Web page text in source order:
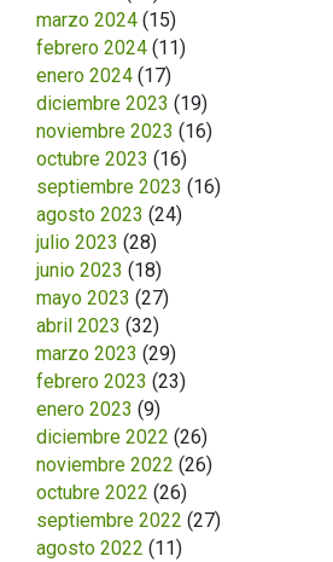
marzo 2024 (15)
febrero 2024 (11)
enero 2024 (17)
diciembre 2023 (19)
noviembre 2023 (16)
octubre 2023 (16)
septiembre 2023 (16)
agosto 2023 (24)
julio 2023 (28)
junio 2023 (18)
mayo 2023 (27)
abril 2023 (32)
marzo 2023 (29)
febrero 2023 (23)
enero 2023 (9)
diciembre 2022 (26)
noviembre 2022 (26)
octubre 2022 (26)
septiembre 2022 (27)
agosto 2022 (11)